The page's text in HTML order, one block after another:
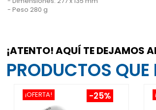
- Peso 280 g
¡ATENTO! AQUÍ TE DEJAMOS
PRODUCTOS
¡OFERTA! -25%